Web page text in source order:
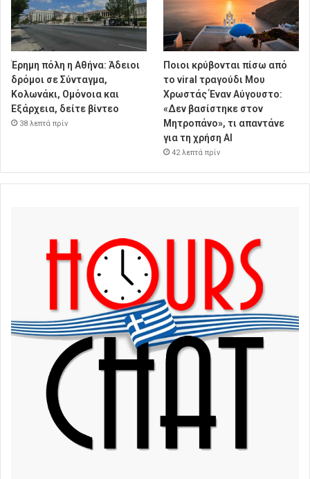
Έρημη πόλη η Αθήνα: Άδειοι
δρόμοι σε Σύνταγμα,
Κολωνάκι, Ομόνοια και
Εξάρχεια, δείτε βίντεο
38 λεπτά πρίν
Ποιοι κρύβονται πίσω από
το viral τραγούδι Μου
Χρωστάς Έναν Αύγουστο:
«Δεν βασίστηκε στον
Μητροπάνο», τι απαντάνε
για τη χρήση AI
42 λεπτά πρίν